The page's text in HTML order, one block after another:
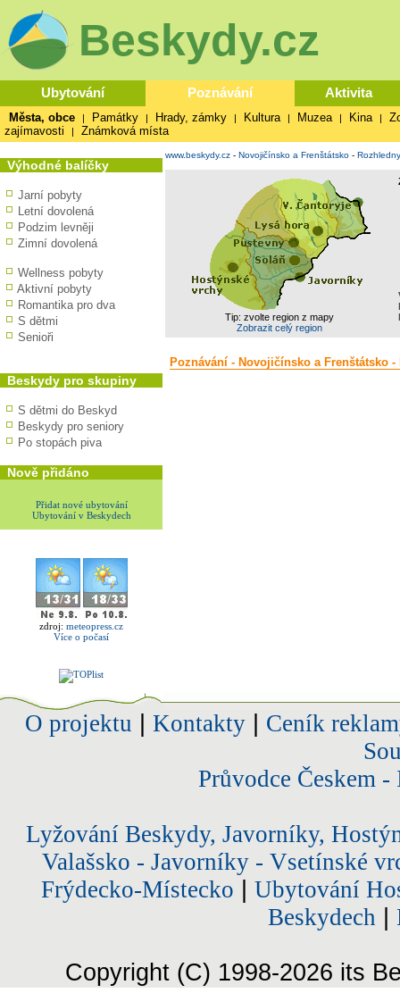
Beskydy.cz
Ubytování Poznávání Aktivita
Města, obce | Památky | Hrady, zámky | Kultura | Muzea | Kina |
zajímavosti
| Známková místa
Výhodné balíčky
Jarní pobyty
Letní dovolená
Podzim levněji
Zimní dovolená
Wellness pobyty
Aktivní pobyty
Romantika pro dva
S dětmi
Senioři
Beskydy pro skupiny
S dětmi do Beskyd
Beskydy pro seniory
Po stopách piva
Nově přidáno
Přidat nové ubytování
Ubytování v Beskydech
zdroj: meteopress.cz
Více o počasí
www.beskydy.cz - Novojičínsko a Frenštátsko -
Tip: zvolte region z mapy
Zobrazit celý region
Poznávání - Novojičínsko a Frenštátsko
O projektu Kontakty| Ceník
Průvodce Českem
Lyžování Beskydy, Javorníky,
Valašsko - Javorníky - Vsetínské
Frýdecko-Místecko
Ubytování
Beskydech
Copyright (C) 1998-2026 its